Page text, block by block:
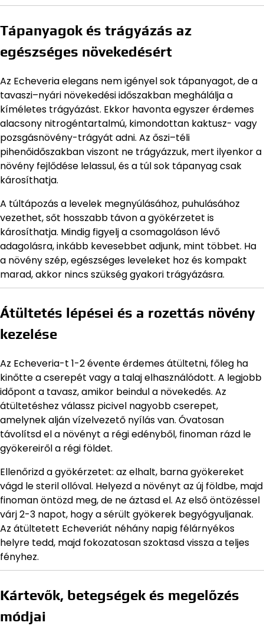
Tápanyagok és trágyázás az
egészséges növekedésért
Az Echeveria elegans nem igényel sok tápanyagot, de a
tavaszi–nyári növekedési időszakban meghálálja a
kíméletes trágyázást. Ekkor havonta egyszer érdemes
alacsony nitrogéntartalmú, kimondottan kaktusz- vagy
pozsgásnövény-trágyát adni. Az őszi–téli
pihenőidőszakban viszont ne trágyázzuk, mert ilyenkor a
növény fejlődése lelassul, és a túl sok tápanyag csak
károsíthatja.
A túltápozás a levelek megnyúlásához, puhulásához
vezethet, sőt hosszabb távon a gyökérzetet is
károsíthatja. Mindig figyelj a csomagoláson lévő
adagolásra, inkább kevesebbet adjunk, mint többet. Ha
a növény szép, egészséges leveleket hoz és kompakt
marad, akkor nincs szükség gyakori trágyázásra.
Átültetés lépései és a rozettás növény
kezelése
Az Echeveria-t 1-2 évente érdemes átültetni, főleg ha
kinőtte a cserepét vagy a talaj elhasználódott. A legjobb
időpont a tavasz, amikor beindul a növekedés. Az
átültetéshez válassz picivel nagyobb cserepet,
amelynek alján vízelvezető nyílás van. Óvatosan
távolítsd el a növényt a régi edényből, finoman rázd le
gyökereiről a régi földet.
Ellenőrizd a gyökérzetet: az elhalt, barna gyökereket
vágd le steril ollóval. Helyezd a növényt az új földbe, majd
finoman öntözd meg, de ne áztasd el. Az első öntözéssel
várj 2-3 napot, hogy a sérült gyökerek begyógyuljanak.
Az átültetett Echeveriát néhány napig félárnyékos
helyre tedd, majd fokozatosan szoktasd vissza a teljes
fényhez.
Kártevők, betegségek és megelőzés
módjai